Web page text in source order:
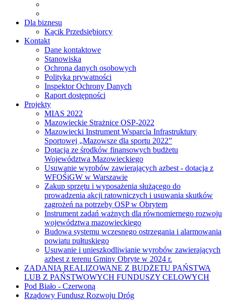
Dla biznesu
Kącik Przedsiębiorcy
Kontakt
Dane kontaktowe
Stanowiska
Ochrona danych osobowych
Polityka prywatności
Inspektor Ochrony Danych
Raport dostępności
Projekty
MIAS 2022
Mazowieckie Strażnice OSP-2022
Mazowiecki Instrument Wsparcia Infrastruktury
Sportowej „Mazowsze dla sportu 2022”
Dotacja ze środków finansowych budżetu
Województwa Mazowieckiego
Usuwanie wyrobów zawierających azbest - dotacja z
WFOŚiGW w Warszawie
Zakup sprzętu i wyposażenia służącego do
prowadzenia akcji ratowniczych i usuwania skutków
zagrożeń na potrzeby OSP w Obrytem
Instrument zadań ważnych dla równomiernego rozwoju
województwa mazowieckiego
Budowa systemu wczesnego ostrzegania i alarmowania
powiatu pułtuskiego
Usuwanie i unieszkodliwianie wyrobów zawierających
azbest z terenu Gminy Obryte w 2024 r.
ZADANIA REALIZOWANE Z BUDŻETU PAŃSTWA
LUB Z PAŃSTWOWYCH FUNDUSZY CELOWYCH
Pod Biało - Czerwoną
Rządowy Fundusz Rozwoju Dróg